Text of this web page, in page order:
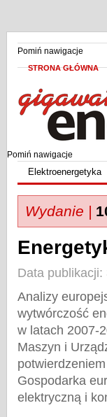
Pomiń nawigacje
STRONA GŁÓWNA
Pomiń nawigacje
Elektroenergetyka
Wydanie |
Data publikacji:
Analizy
wytwórczość
w latach 2007-
Maszyn i
Gospodarka
elektryczną i